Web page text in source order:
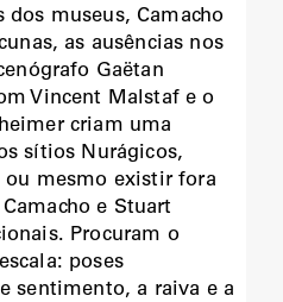
dos museus, Camacho
as ausências nos
Gaëtan
Vincent Malstaf e o
criam uma
sítios Nurágicos,
mesmo existir fora
e Stuart
Procuram o
poses
sentimento, a raiva e a